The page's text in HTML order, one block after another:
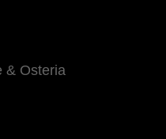
& Osteria